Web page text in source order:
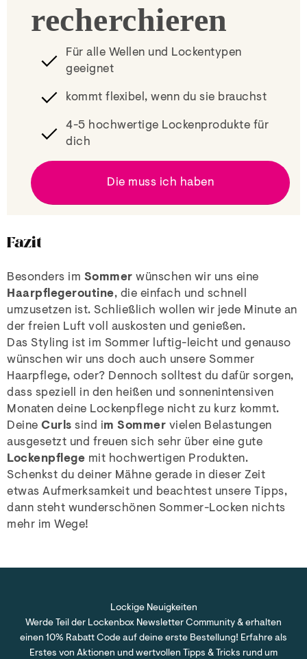
recherchieren
Für alle Wellen und Lockentypen
geeignet
kommt flexibel, wenn du sie brauchst
4-5 hochwertige Lockenprodukte für
dich
Die muss ich haben
Fazit
Besonders im Sommer wünschen wir uns eine
Haarpflegeroutine, die einfach und schnell
umzusetzen ist. Schließlich wollen wir jede Minute an
der freien Luft voll auskosten und genießen.
Das Styling ist im Sommer luftig-leicht und genauso
wünschen wir uns doch auch unsere Sommer
Haarpflege, oder? Dennoch solltest du dafür sorgen,
dass speziell in den heißen und sonnenintensiven
Monaten deine Lockenpflege nicht zu kurz kommt.
Deine Curls sind im Sommer vielen Belastungen
ausgesetzt und freuen sich sehr über eine gute
Lockenpflege mit hochwertigen Produkten.
Schenkst du deiner Mähne gerade in dieser Zeit
etwas Aufmerksamkeit und beachtest unsere Tipps,
dann steht wunderschönen Sommer-Locken nichts
mehr im Wege!
Lockige Neuigkeiten
Werde Teil der Lockenbox Newsletter Community & erhalten
einen 10% Rabatt Code auf deine erste Bestellung! Erfahre als
Erstes von Aktionen und wertvollen Tipps & Tricks rund um